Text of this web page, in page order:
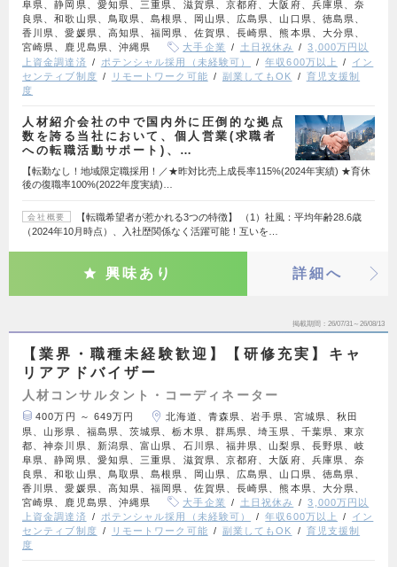
阜県、静岡県、愛知県、三重県、滋賀県、京都府、大阪府、兵庫県、奈
良県、和歌山県、鳥取県、島根県、岡山県、広島県、山口県、徳島県、
香川県、愛媛県、高知県、福岡県、佐賀県、長崎県、熊本県、大分県、
宮崎県、鹿児島県、沖縄県
大手企業 土日祝休み
3,000万円以
上資金調達済
ポテンシャル採用（未経験可） 年収600万以上
イン
センティブ制度
リモートワーク可能 副業してもOK
育児支援制
度
人材紹介会社の中で国内外に圧倒的な拠点
数を誇る当社において、個人営業(求職者
への転職活動サポート)、…
【転勤なし！地域限定職採用！／★昨対比売上成長率115%(2024年実績) ★育休
後の復職率100%(2022年度実績)…
会社概要
【転職希望者が惹かれる3つの特徴】 （1）社風：平均年齢28.6歳
（2024年10月時点）、入社歴関係なく活躍可能！互いを…
興味あり 詳細へ
掲載期間 26/07/31～26/08/13
【業界・職種未経験歓迎】【研修充実】キャ
リアアドバイザー
人材コンサルタント・コーディネーター
400万円 ～ 649万円
北海道、青森県、岩手県、宮城県、秋田
県、山形県、福島県、茨城県、栃木県、群馬県、埼玉県、千葉県、東京
都、神奈川県、新潟県、富山県、石川県、福井県、山梨県、長野県、岐
阜県、静岡県、愛知県、三重県、滋賀県、京都府、大阪府、兵庫県、奈
良県、和歌山県、鳥取県、島根県、岡山県、広島県、山口県、徳島県、
香川県、愛媛県、高知県、福岡県、佐賀県、長崎県、熊本県、大分県、
宮崎県、鹿児島県、沖縄県
大手企業 土日祝休み
3,000万円以
上資金調達済
ポテンシャル採用（未経験可） 年収600万以上
イン
センティブ制度
リモートワーク可能 副業してもOK
育児支援制
度